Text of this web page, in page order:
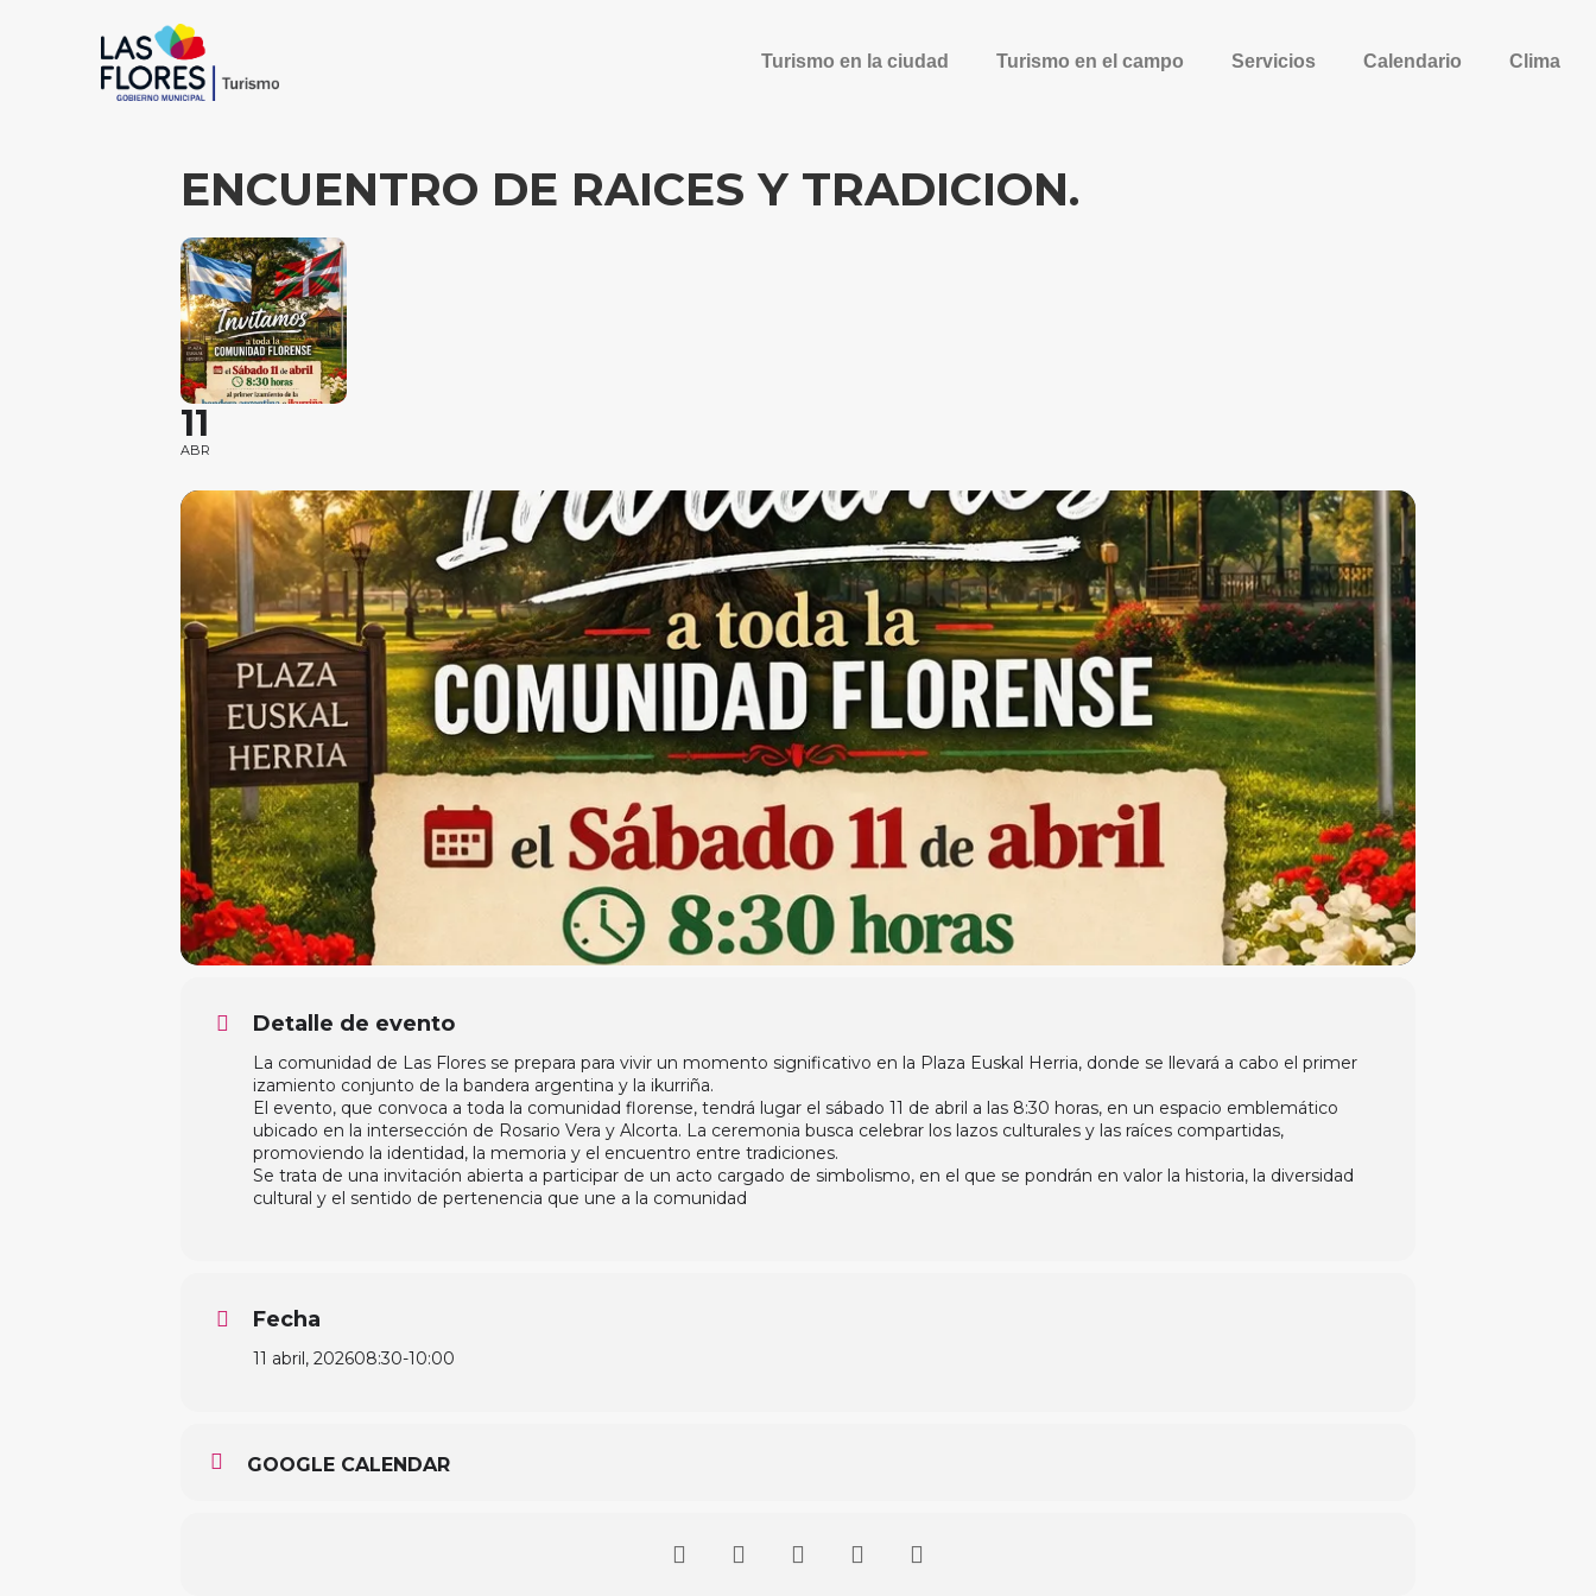
Turismo en la ciudad Turismo en el campo Servicios Calendario Clima
ENCUENTRO DE RAICES Y TRADICION.
11
ABR
Detalle de evento
La comunidad de Las Flores se prepara para vivir un momento significativo en la Plaza Euskal Herria, donde se llevará a cabo el primer
izamiento conjunto de la bandera argentina y la ikurriña.
El evento, que convoca a toda la comunidad florense, tendrá lugar el sábado 11 de abril a las 8:30 horas, en un espacio emblemático
ubicado en la intersección de Rosario Vera y Alcorta. La ceremonia busca celebrar los lazos culturales y las raíces compartidas,
promoviendo la identidad, la memoria y el encuentro entre tradiciones.
Se trata de una invitación abierta a participar de un acto cargado de simbolismo, en el que se pondrán en valor la historia, la diversidad
cultural y el sentido de pertenencia que une a la comunidad
Fecha
11 abril, 202608:30-10:00
GOOGLE CALENDAR